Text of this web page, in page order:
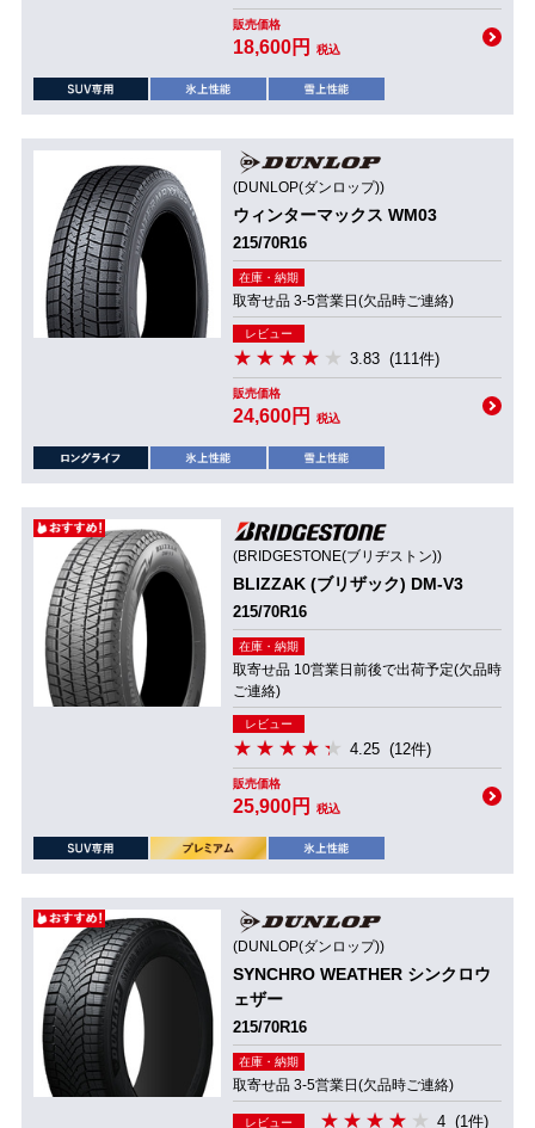
販売価格
18,600円 税込
(DUNLOP(ダンロップ))
ウィンターマックス WM03
215/70R16
在庫・納期
取寄せ品 3-5営業日(欠品時ご連絡)
レビュー
3.83 (111件)
販売価格
24,600円 税込
(BRIDGESTONE(ブリヂストン))
BLIZZAK (ブリザック) DM-V3
215/70R16
在庫・納期
取寄せ品 10営業日前後で出荷予定(欠品時
ご連絡)
レビュー
4.25 (12件)
販売価格
25,900円 税込
(DUNLOP(ダンロップ))
SYNCHRO WEATHER シンクロウ
ェザー
215/70R16
在庫・納期
取寄せ品 3-5営業日(欠品時ご連絡)
レビュー 4 (1件)